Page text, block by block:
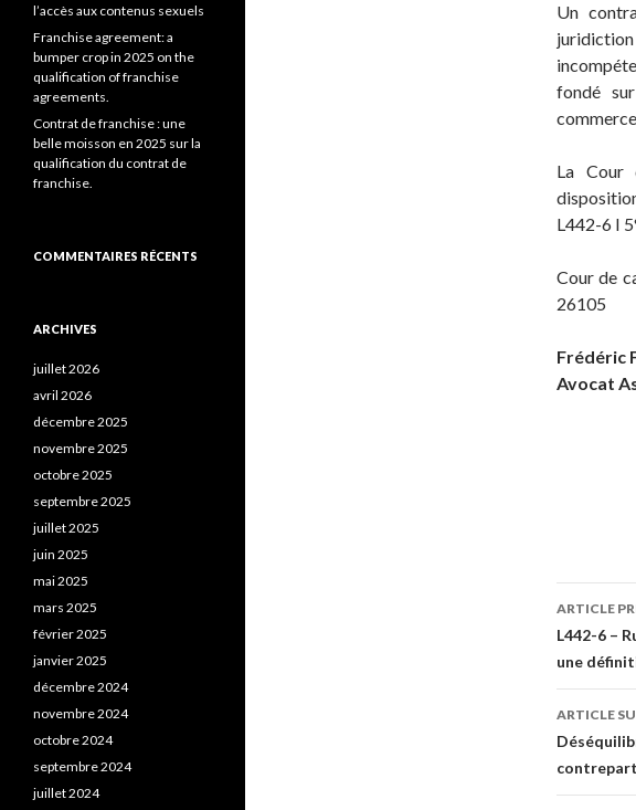
Un
fondé
La Cour
L442-6 I
Cour de
26105
Frédéric
Avocat
des
ARTICLE
L442-6 –
une
ARTICLE
l’accès aux contenus sexuels
Franchise agreement: a
bumper crop in 2025 on the
qualification of franchise
agreements.
Contrat de franchise : une
belle moisson en 2025 sur la
qualification du contrat de
franchise.
COMMENTAIRES RÉCENTS
ARCHIVES
juillet 2026
avril 2026
décembre 2025
novembre 2025
octobre 2025
septembre 2025
juillet 2025
juin 2025
mai 2025
mars 2025
février 2025
janvier 2025
décembre 2024
novembre 2024
octobre 2024
septembre 2024
juillet 2024